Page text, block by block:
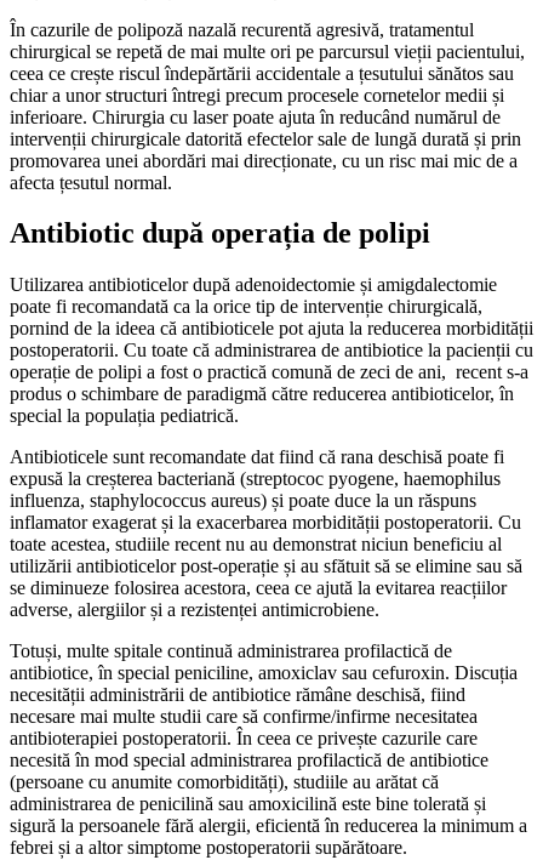
În cazurile de polipoză nazală recurentă agresivă, tratamentul
chirurgical se repetă de mai multe ori pe parcursul vieții pacientului,
ceea ce crește riscul îndepărtării accidentale a țesutului sănătos sau
chiar a unor structuri întregi precum procesele cornetelor medii și
inferioare. Chirurgia cu laser poate ajuta în reducând numărul de
intervenții chirurgicale datorită efectelor sale de lungă durată și prin
promovarea unei abordări mai direcționate, cu un risc mai mic de a
afecta țesutul normal.
Antibiotic după operația de polipi
Utilizarea antibioticelor după adenoidectomie și amigdalectomie
poate fi recomandată ca la orice tip de intervenție chirurgicală,
pornind de la ideea că antibioticele pot ajuta la reducerea morbidității
postoperatorii. Cu toate că administrarea de antibiotice la pacienții cu
operație de polipi a fost o practică comună de zeci de ani, recent s-a
produs o schimbare de paradigmă către reducerea antibioticelor, în
special la populația pediatrică.
Antibioticele sunt recomandate dat fiind că rana deschisă poate fi
expusă la creșterea bacteriană (streptococ pyogene, haemophilus
influenza, staphylococcus aureus) și poate duce la un răspuns
inflamator exagerat și la exacerbarea morbidității postoperatorii. Cu
toate acestea, studiile recent nu au demonstrat niciun beneficiu al
utilizării antibioticelor post-operație și au sfătuit să se elimine sau să
se diminueze folosirea acestora, ceea ce ajută la evitarea reacțiilor
adverse, alergiilor și a rezistenței antimicrobiene.
Totuși, multe spitale continuă administrarea profilactică de
antibiotice, în special peniciline, amoxiclav sau cefuroxin. Discuția
necesității administrării de antibiotice rămâne deschisă, fiind
necesare mai multe studii care să confirme/infirme necesitatea
antibioterapiei postoperatorii. În ceea ce privește cazurile care
necesită în mod special administrarea profilactică de antibiotice
(persoane cu anumite comorbidități), studiile au arătat că
administrarea de penicilină sau amoxicilină este bine tolerată și
sigură la persoanele fără alergii, eficientă în reducerea la minimum a
febrei și a altor simptome postoperatorii supărătoare.